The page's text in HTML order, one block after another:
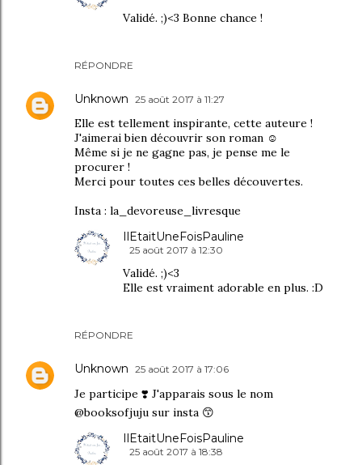
RÉPONDRE
Validé. ;)<3 Bonne chance !
Unknown 25 août 2017 à 11:27
Elle est tellement inspirante, cette auteure !
J'aimerai bien découvrir son roman ☺
Même si je ne gagne pas, je pense me le
procurer !
Merci pour toutes ces belles découvertes.
Insta : la_devoreuse_livresque
RÉPONDRE
IlEtaitUneFoisPauline
25 août 2017 à 12:30
Validé. ;)<3
Elle est vraiment adorable en plus. :D
Unknown 25 août 2017 à 17:06
Je participe ❣️ J'apparais sous le nom
@booksofjuju sur insta 😙
IlEtaitUneFoisPauline
25 août 2017 à 18:38